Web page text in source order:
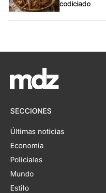
codiciado
SECCIONES
Últimas noticias
Economía
Policiales
Mundo
Estilo